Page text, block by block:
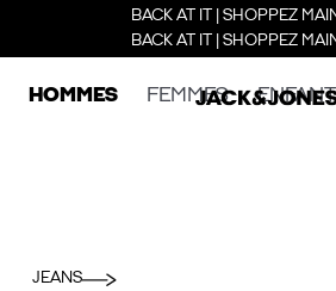
BACK AT IT | SHOPPEZ
BACK AT IT | SHOPPEZ
HOMMES FEMMES
JEANS